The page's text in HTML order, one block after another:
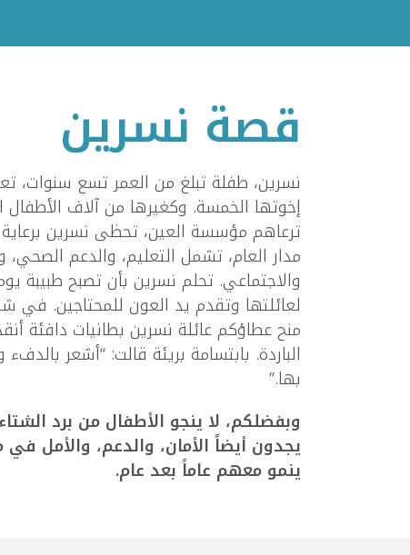
قصة نسرين
نسرين، طفلة تبلغ من العمر تسع
إخوتها الخمسة. وكغيرها من آلاف الأطفال
ترعاهم مؤسسة العين، تحظى نسرين
مدار العام، تشمل التعليم، والدعم الصحي،
والاجتماعي. تحلم نسرين بأن تصبح طبيبة
لعائلتها وتقدم يد العون للمحتاجين. في
منح عطاؤكم عائلة نسرين بطانيات دافئة
الباردة. بابتسامة بريئة قالت: “أشعر
بها.”
وبفضلكم، لا ينجو الأطفال من برد
يجدون أيضاً الأمان، والدعم، والأمل
ينمو معهم عاماً بعد عام.